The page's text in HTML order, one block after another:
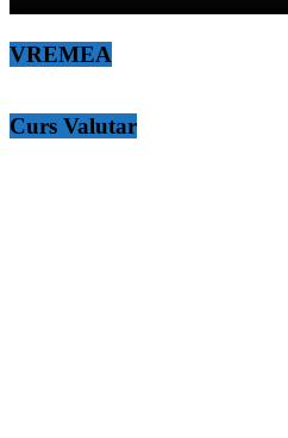
VREMEA
Curs Valutar